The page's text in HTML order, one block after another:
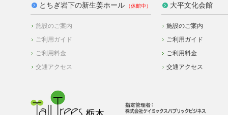
とちぎ岩下の新生姜ホール
施設のご案内
ご利用ガイド
ご利用料金
交通アクセス
大平文化会館
施設のご案内
ご利用ガイド
ご利用料金
交通アクセス